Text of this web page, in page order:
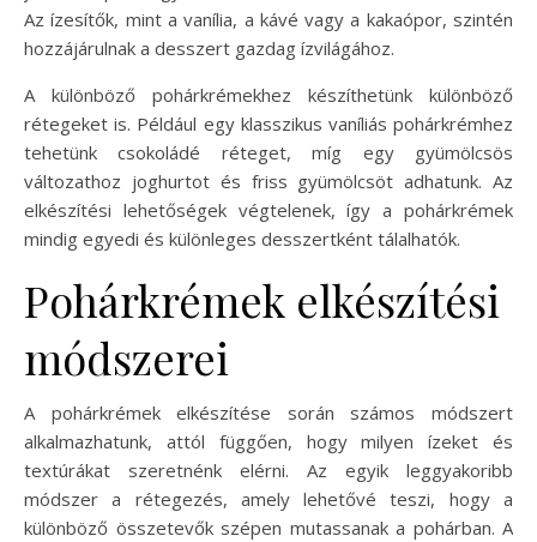
Az ízesítők, mint a vanília, a kávé vagy a kakaópor, szintén
hozzájárulnak a desszert gazdag ízvilágához.
A különböző pohárkrémekhez készíthetünk különböző
rétegeket is. Például egy klasszikus vaníliás pohárkrémhez
tehetünk csokoládé réteget, míg egy gyümölcsös
változathoz joghurtot és friss gyümölcsöt adhatunk. Az
elkészítési lehetőségek végtelenek, így a pohárkrémek
mindig egyedi és különleges desszertként tálalhatók.
Pohárkrémek elkészítési
módszerei
A pohárkrémek elkészítése során számos módszert
alkalmazhatunk, attól függően, hogy milyen ízeket és
textúrákat szeretnénk elérni. Az egyik leggyakoribb
módszer a rétegezés, amely lehetővé teszi, hogy a
különböző összetevők szépen mutassanak a pohárban. A